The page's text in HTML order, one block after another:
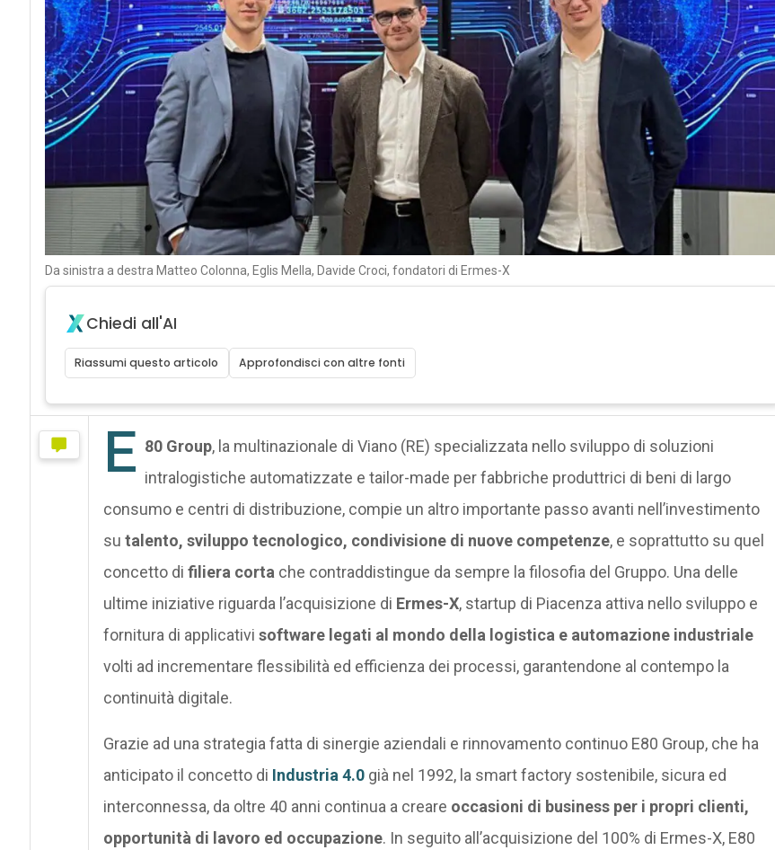
Da sinistra a destra Matteo Colonna, Eglis Mella, Davide Croci, fondatori di Ermes-X
Chiedi all'AI
Riassumi questo articolo Approfondisci con altre fonti
E 80 Group, la multinazionale di Viano (RE) specializzata nello sviluppo di soluzioni
intralogistiche automatizzate e tailor-made per fabbriche produttrici di beni di largo
consumo e centri di distribuzione, compie un altro importante passo avanti nell’investimento
su talento, sviluppo tecnologico, condivisione di nuove competenze, e soprattutto su quel
concetto di filiera corta che contraddistingue da sempre la filosofia del Gruppo. Una delle
ultime iniziative riguarda l’acquisizione di Ermes-X, startup di Piacenza attiva nello sviluppo e
fornitura di applicativi softwarelegati al mondo della logistica e automazione industriale
volti ad incrementare flessibilità ed efficienza dei processi, garantendone al contempo la
continuità digitale.
Grazie ad una strategia fatta di sinergie aziendali e rinnovamento continuo E80 Group, che ha
anticipato il concetto di Industria 4.0 già nel 1992, la smart factory sostenibile, sicura ed
interconnessa, da oltre 40 anni continua a creare occasioni di business per i propri clienti,
opportunità di lavoro ed occupazione. In seguito all’acquisizione del 100% di Ermes-X, E80
D Davide Croci